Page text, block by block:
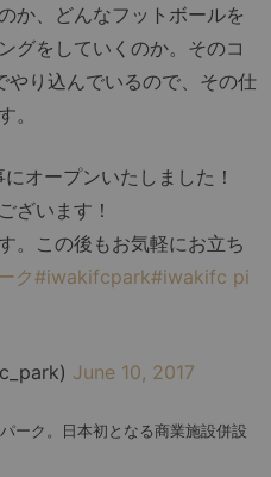
か、どんなフットボールを
グをしていくのか。そのコ
やり込んでいるので、その仕
。
オープンいたしました！
ざいます！
。この後もお気軽にお立ち
ク#iwakifcpark#iwakifc pi
June 10, 2017
ーク。日本初となる商業施設併設